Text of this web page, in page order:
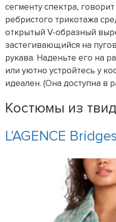
сегменту спектра,
ребристого трикотажа
открытый V-образный
застегивающийся на
рукава. Наденьте его на
или уютно устройтесь у
идеален. (Она доступна в
Костюмы из
L'AGENCE